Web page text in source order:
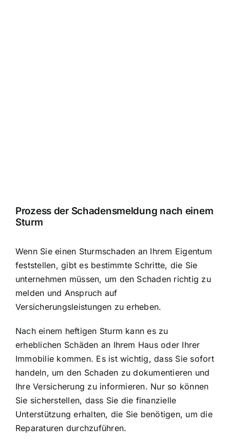
Prozess der Schadensmeldung nach einem
Sturm
Wenn Sie einen Sturmschaden an Ihrem Eigentum
feststellen, gibt es bestimmte Schritte, die Sie
unternehmen müssen, um den Schaden richtig zu
melden und Anspruch auf
Versicherungsleistungen zu erheben.
Nach einem heftigen Sturm kann es zu
erheblichen Schäden an Ihrem Haus oder Ihrer
Immobilie kommen. Es ist wichtig, dass Sie sofort
handeln, um den Schaden zu dokumentieren und
Ihre Versicherung zu informieren. Nur so können
Sie sicherstellen, dass Sie die finanzielle
Unterstützung erhalten, die Sie benötigen, um die
Reparaturen durchzuführen.